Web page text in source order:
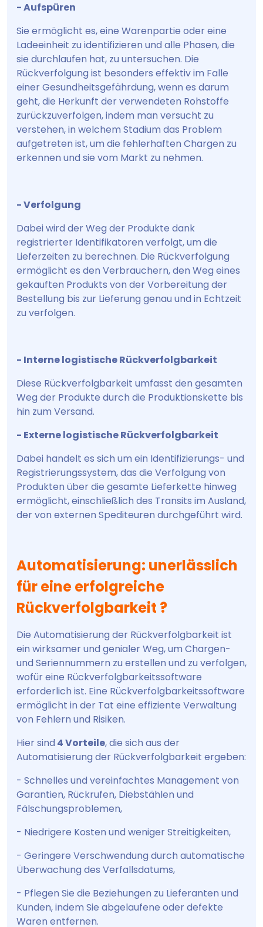
- Aufspüren
Sie ermöglicht es, eine Warenpartie oder eine
Ladeeinheit zu identifizieren und alle Phasen, die
sie durchlaufen hat, zu untersuchen. Die
Rückverfolgung ist besonders effektiv im Falle
einer Gesundheitsgefährdung, wenn es darum
geht, die Herkunft der verwendeten Rohstoffe
zurückzuverfolgen, indem man versucht zu
verstehen, in welchem Stadium das Problem
aufgetreten ist, um die fehlerhaften Chargen zu
erkennen und sie vom Markt zu nehmen.
- Verfolgung
Dabei wird der Weg der Produkte dank
registrierter Identifikatoren verfolgt, um die
Lieferzeiten zu berechnen. Die Rückverfolgung
ermöglicht es den Verbrauchern, den Weg eines
gekauften Produkts von der Vorbereitung der
Bestellung bis zur Lieferung genau und in Echtzeit
zu verfolgen.
- Interne logistische Rückverfolgbarkeit
Diese Rückverfolgbarkeit umfasst den gesamten
Weg der Produkte durch die Produktionskette bis
hin zum Versand.
- Externe logistische Rückverfolgbarkeit
Dabei handelt es sich um ein Identifizierungs- und
Registrierungssystem, das die Verfolgung von
Produkten über die gesamte Lieferkette hinweg
ermöglicht, einschließlich des Transits im Ausland,
der von externen Spediteuren durchgeführt wird.
Automatisierung: unerlässlich
für eine erfolgreiche
Rückverfolgbarkeit ?
Die Automatisierung der Rückverfolgbarkeit ist
ein wirksamer und genialer Weg, um Chargen-
und Seriennummern zu erstellen und zu verfolgen,
wofür eine Rückverfolgbarkeitssoftware
erforderlich ist. Eine Rückverfolgbarkeitssoftware
ermöglicht in der Tat eine effiziente Verwaltung
von Fehlern und Risiken.
Hier sind 4 Vorteile, die sich aus der
Automatisierung der Rückverfolgbarkeit ergeben:
- Schnelles und vereinfachtes Management von
Garantien, Rückrufen, Diebstählen und
Fälschungsproblemen,
- Niedrigere Kosten und weniger Streitigkeiten,
- Geringere Verschwendung durch automatische
Überwachung des Verfallsdatums,
- Pflegen Sie die Beziehungen zu Lieferanten und
Kunden, indem Sie abgelaufene oder defekte
Waren entfernen.